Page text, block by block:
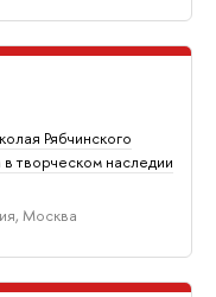
Рябчинского
творческом наследии
Москва